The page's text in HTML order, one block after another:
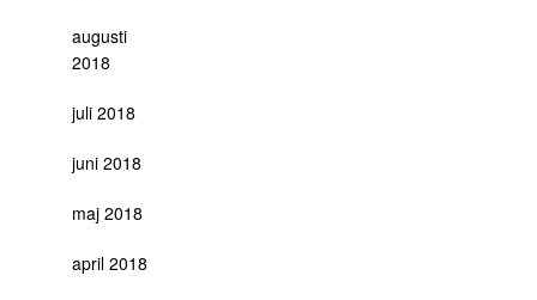
augusti
2018
juli 2018
juni 2018
maj 2018
april 2018